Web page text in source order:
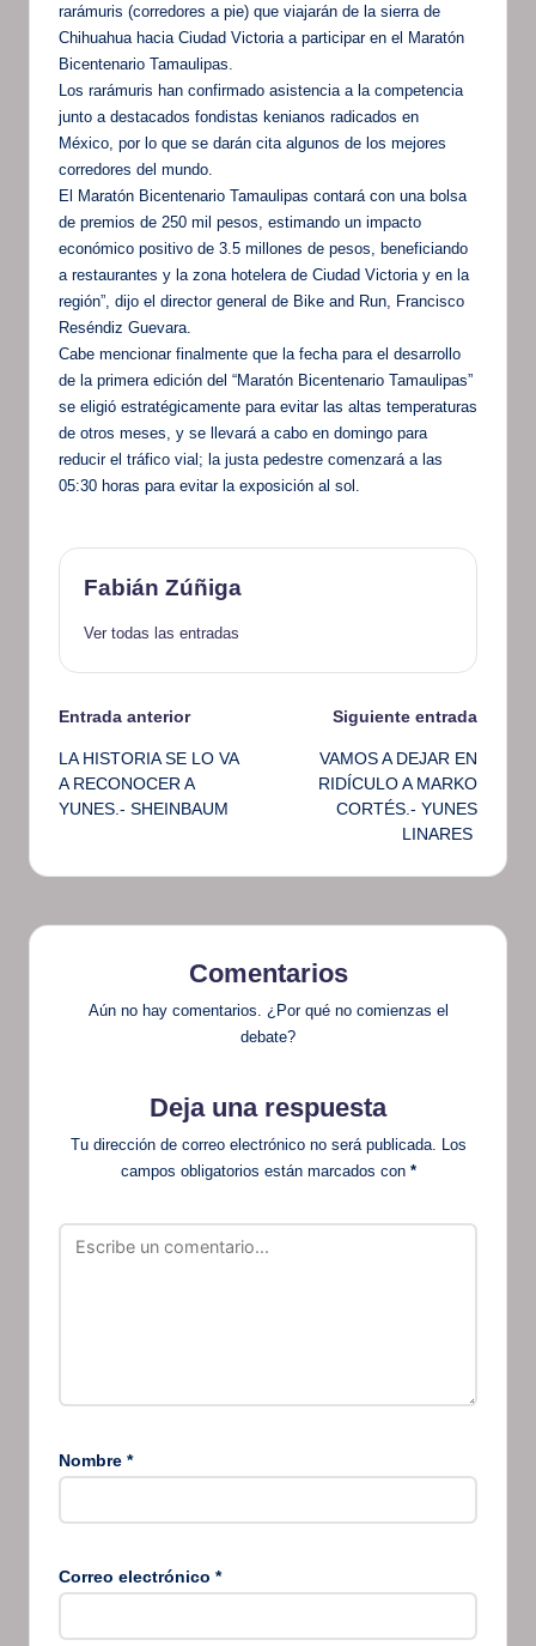
rarámuris (corredores a pie) que viajarán de la sierra de
Chihuahua hacia Ciudad Victoria a participar en el Maratón
Bicentenario Tamaulipas.
Los rarámuris han confirmado asistencia a la competencia
junto a destacados fondistas kenianos radicados en
México, por lo que se darán cita algunos de los mejores
corredores del mundo.
El Maratón Bicentenario Tamaulipas contará con una bolsa
de premios de 250 mil pesos, estimando un impacto
económico positivo de 3.5 millones de pesos, beneficiando
a restaurantes y la zona hotelera de Ciudad Victoria y en la
región”, dijo el director general de Bike and Run, Francisco
Reséndiz Guevara.
Cabe mencionar finalmente que la fecha para el desarrollo
de la primera edición del “Maratón Bicentenario Tamaulipas”
se eligió estratégicamente para evitar las altas temperaturas
de otros meses, y se llevará a cabo en domingo para
reducir el tráfico vial; la justa pedestre comenzará a las
05:30 horas para evitar la exposición al sol.
Fabián Zúñiga
Ver todas las entradas
Navegación
de
entradas
Entrada anterior
LA HISTORIA SE LO VA
A RECONOCER A
YUNES.- SHEINBAUM
Siguiente entrada
VAMOS A DEJAR EN
RIDÍCULO A MARKO
CORTÉS.- YUNES
LINARES
Comentarios
Aún no hay comentarios. ¿Por qué no comienzas el
debate?
Deja una respuesta
Tu dirección de correo electrónico no será publicada.
Los
campos obligatorios están marcados con *
Nombre *
Correo electrónico *